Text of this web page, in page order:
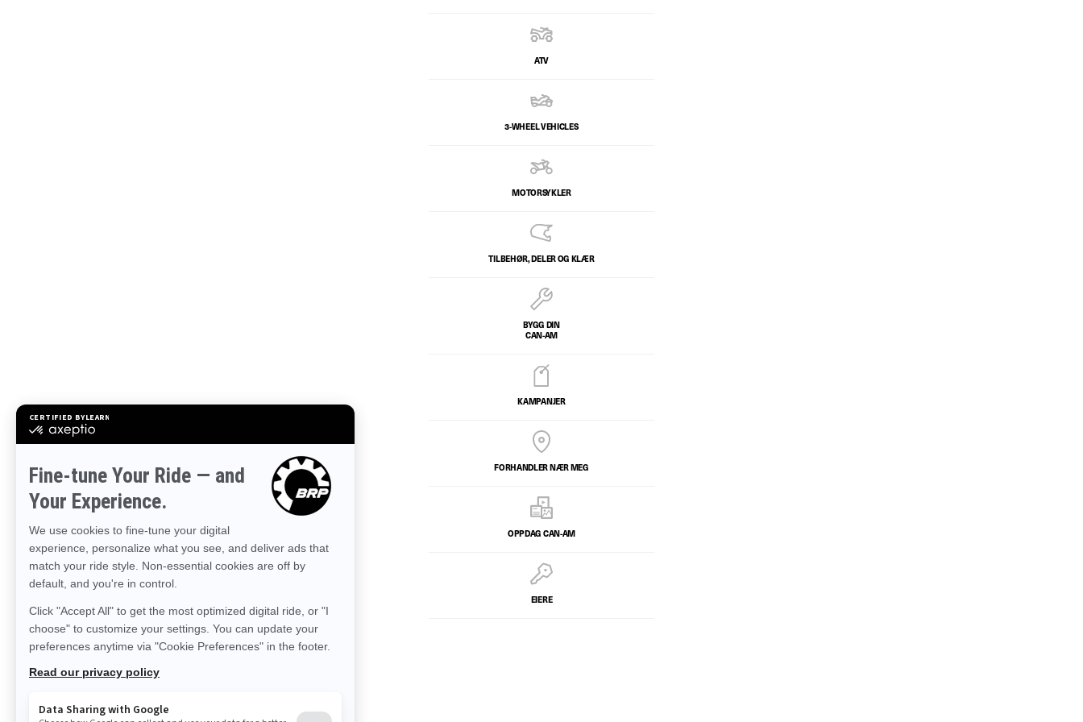
ATV
3-WHEEL VEHICLES
MOTORSYKLER
TILBEHØR, DELER OG KLÆR
BYGG DIN
CAN-AM
KAMPANJER
FORHANDLER NÆR MEG
OPPDAG CAN-AM
EIERE